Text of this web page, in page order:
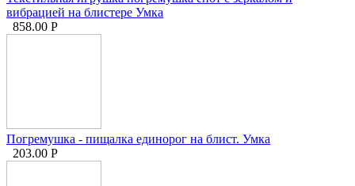
вибрацией на блистере Умка
858.00 Р
Погремушка - пищалка единорог на блист. Умка
203.00 Р